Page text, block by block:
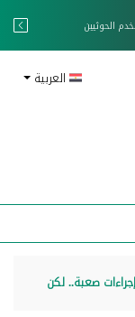
الحوثيين
العربية
صعبة.. لكن